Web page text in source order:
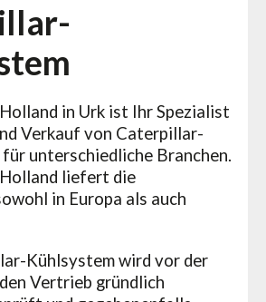
in Urk ist Ihr Spezialist
Verkauf von Caterpillar-
unterschiedliche Branchen.
liefert die
in Europa als auch
Kühlsystem wird vor der
Vertrieb gründlich